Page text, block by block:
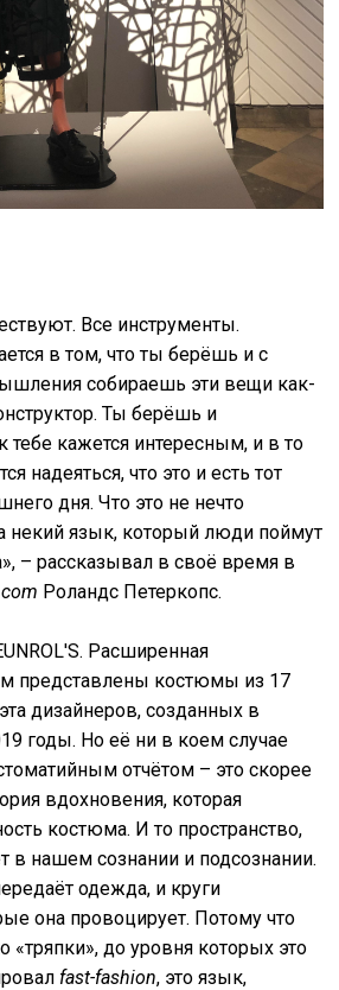
Все инструменты.
в том, что ты берёшь и с
собираешь эти вещи как-
Ты берёшь и
тебе кажется интересным, и в то
надеяться, что это и есть тот
дня. Что это не нечто
некий язык, который люди поймут
– рассказывал в своё время в
Роландс Петеркопс.
Расширенная
представлены костюмы из 17
дизайнеров, созданных в
годы. Но её ни в коем случае
отчётом – это скорее
вдохновения, которая
костюма. И то пространство,
в нашем сознании и подсознании.
одежда, и круги
она провоцирует. Потому что
«тряпки», до уровня которых это
fast-fashion, это язык,